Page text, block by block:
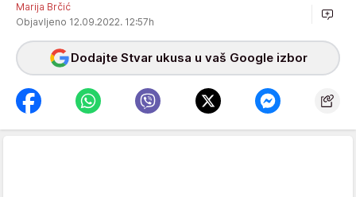
Marija Brčić
Objavljeno 12.09.2022. 12:57h
Dodajte Stvar ukusa u vaš Google izbor